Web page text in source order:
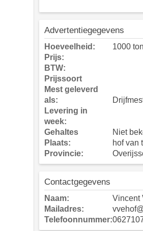
Advertentiegegevens
Hoeveelheid:
1000 ton
Prijs:
BTW:
Prijssoort
Mest geleverd
als:
Levering in
week:
Gehaltes
Niet
Plaats:
hof van
Provincie:
Contactgegevens
Naam:
Vincent
Mailadres:
Telefoonnummer: